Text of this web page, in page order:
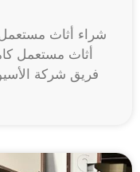
شراء أثاث
أثاث مستعمل
فريق شركة